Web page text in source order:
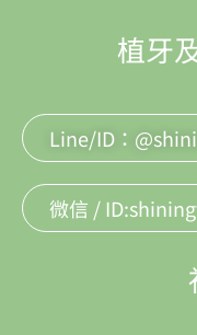
植牙
Line/ID：
微信 /